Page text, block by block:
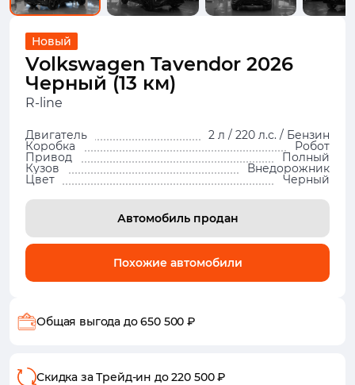
Новый
Volkswagen Tavendor 2026
Черный (13 км)
R-line
Двигатель 2 л / 220 л.с. / Бензин
Коробка Робот
Привод Полный
Кузов Внедорожник
Цвет Черный
Автомобиль продан
Похожие автомобили
Общая выгода до 650 500 ₽
Скидка за Трейд-ин до 220 500 ₽